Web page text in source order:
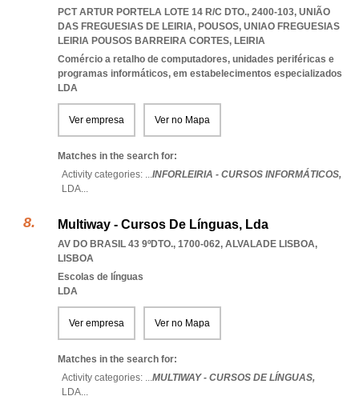
PCT ARTUR PORTELA LOTE 14 R/C DTO., 2400-103, UNIÃO
DAS FREGUESIAS DE LEIRIA, POUSOS, UNIAO FREGUESIAS
LEIRIA POUSOS BARREIRA CORTES, LEIRIA
Comércio a retalho de computadores, unidades periféricas e
programas informáticos, em estabelecimentos especializados
LDA
Ver empresa Ver no Mapa
Matches in the search for:
Activity categories: ...INFORLEIRIA - CURSOS INFORMÁTICOS,
LDA...
Multiway - Cursos De Línguas, Lda
AV DO BRASIL 43 9ºDTO., 1700-062, ALVALADE LISBOA,
LISBOA
Escolas de línguas
LDA
Ver empresa Ver no Mapa
Matches in the search for:
Activity categories: ...MULTIWAY - CURSOS DE LÍNGUAS,
LDA...